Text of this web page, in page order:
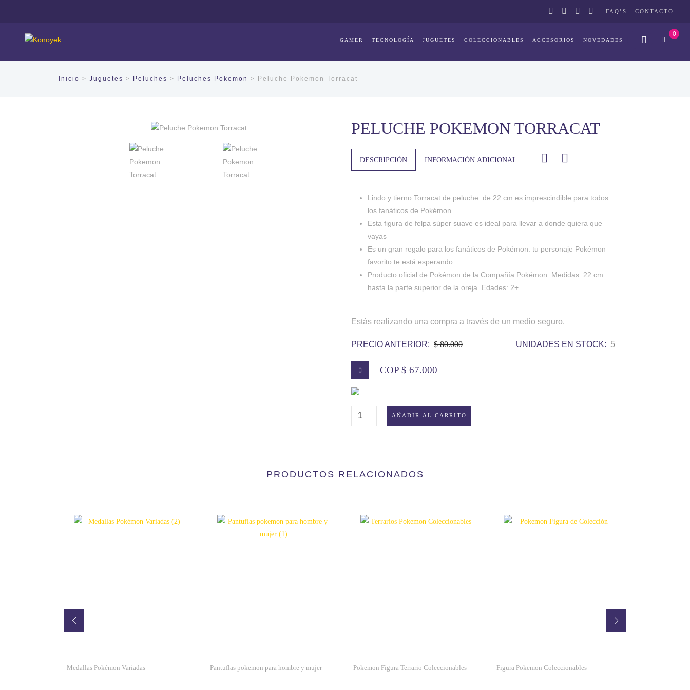
FAQ’S CONTACTO
GAMER TECNOLOGÍA JUGUETES COLECCIONABLES ACCESORIOS NOVEDADES
0
Inicio > Juguetes > Peluches > Peluches Pokemon > Peluche Pokemon Torracat
PELUCHE POKEMON TORRACAT
DESCRIPCIÓN INFORMACIÓN ADICIONAL
Lindo y tierno Torracat de peluche de 22 cm es imprescindible para todos
los fanáticos de Pokémon
Esta figura de felpa súper suave es ideal para llevar a donde quiera que
vayas
Es un gran regalo para los fanáticos de Pokémon: tu personaje Pokémon
favorito te está esperando
Producto oficial de Pokémon de la Compañía Pokémon. Medidas: 22 cm
hasta la parte superior de la oreja. Edades: 2+
Estás realizando una compra a través de un medio seguro.
PRECIO ANTERIOR: $ 80.000 UNIDADES EN STOCK: 5
COP $ 67.000
PELUCHE
POKEMON
TORRACAT
AÑADIR AL CARRITO
PRODUCTOS RELACIONADOS
Medallas Pokémon Variadas Pantuflas pokemon para hombre y mujer Pokemon Figura Terrario Coleccionables Figura Pokemon Coleccionables